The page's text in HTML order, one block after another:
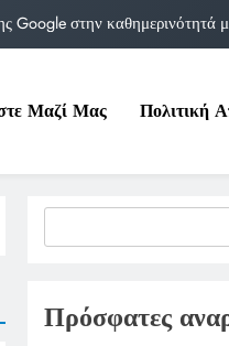
Google στην καθημερινότητά
της στο Υπουργείο
Google στην καθημερινότητά
και η σημασία τους
Μαζί Μας Πολιτική
Πρόσφατες